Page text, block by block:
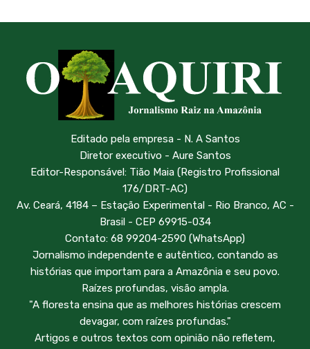
Editado pela empresa - N. A Santos
Diretor executivo - Aure Santos
Editor-Responsável: Tião Maia (Registro Profissional
176/DRT-AC)
Av. Ceará, 4184 – Estação Experimental - Rio Branco, AC -
Brasil - CEP 69915-034
Contato: 68 99204-2590 (WhatsApp)
Jornalismo independente e autêntico, contando as
histórias que importam para a Amazônia e seu povo.
Raízes profundas, visão ampla.
"A floresta ensina que as melhores histórias crescem
devagar, com raízes profundas."
Artigos e outros textos com opinião não refletem,